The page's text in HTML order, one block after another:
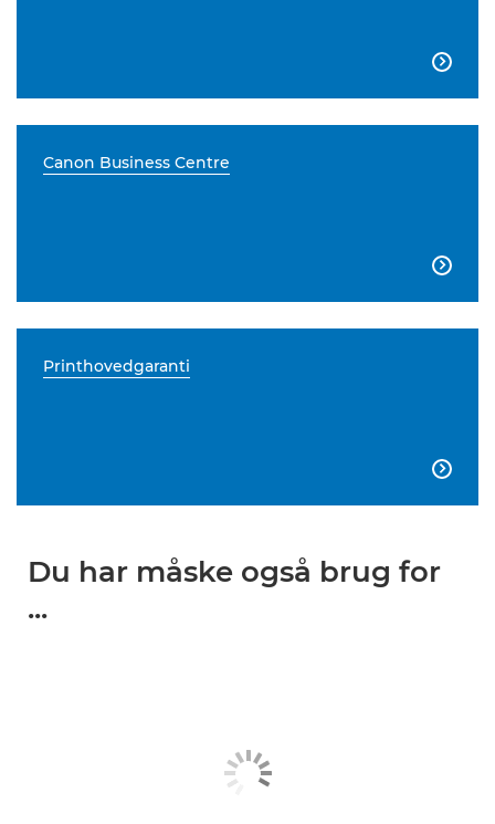

Canon Business Centre

Printhovedgaranti

Du har måske også brug for
...